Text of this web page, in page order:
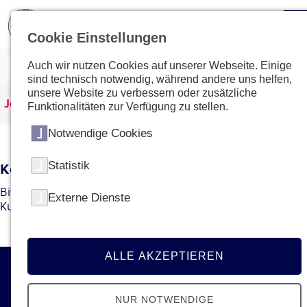
Johanniter Österreich Kurse & Ausbildungen
Kein Kurs mit dieser ID gefunden
Bitte gehen Sie zur Übersichtsseite
Kurs bzw. die gewünschte Ausbildung zu finden.
Cookie Einstellungen
Auch wir nutzen Cookies auf unserer Webseite. Einige
sind technisch notwendig, während andere uns helfen,
unsere Website zu verbessern oder zusätzliche
Funktionalitäten zur Verfügung zu stellen.
Notwendige Cookies
Statistik
Externe Dienste
ALLE AKZEPTIEREN
NUR NOTWENDIGE